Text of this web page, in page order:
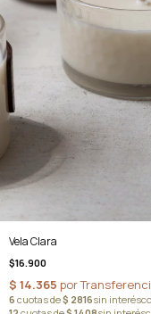
Vela Clara
$16.900